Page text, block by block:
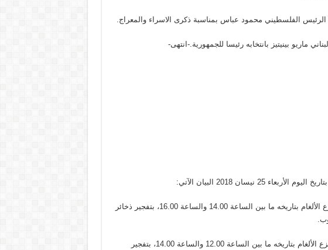
الفلسطيني محمود عباس بمناسبة ذكرى الاسراء والمعراج.
ماريو بينيتيز بانتخابه رئيسا للجمهورية.-انتهى-
نيسان 2018 البيان الآتي:
ستقوم منظمات غير حكومية عاملة في مجال نزع الألغام بتاريخه ما بين الساعة 14.00 والساعة 16.00، بتفجير ذخائر
وستقوم منظمات غير حكومية عاملة في مجال نزع الألغام بتاريخه ما بين الساعة 12.00 والساعة 14.00، بتفجير